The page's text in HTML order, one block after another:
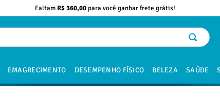
Faltam R$ 360,00para você ganhar frete grátis!
EMAGRECIMENTO DESEMPENHO FÍSICO BELEZA SAÚDE